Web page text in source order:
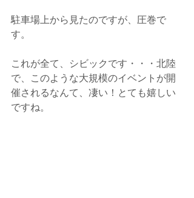
駐車場上から見たのですが、圧巻で
す。
これが全て、シビックです・・・北陸
で、このような大規模のイベントが開
催されるなんて、凄い！とても嬉しい
ですね。